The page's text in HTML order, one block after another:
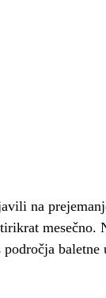
na
mesečno.
baletne